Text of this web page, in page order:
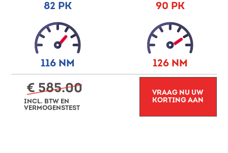
82 PK
116 NM
90 PK
126 NM
€ 585.00
INCL. BTW EN
VERMOGENSTEST
VRAAG NU UW
KORTING AAN